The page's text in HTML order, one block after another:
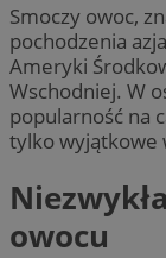
Smoczy owoc,
pochodzenia
Ameryki
Wschodniej. W
popularność na
tylko wyjątkowe
owocu